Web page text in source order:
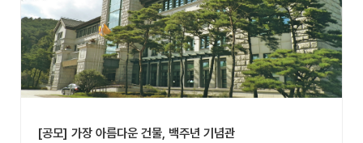
[공모] 가장 아름다운 건물, 백주년 기념관